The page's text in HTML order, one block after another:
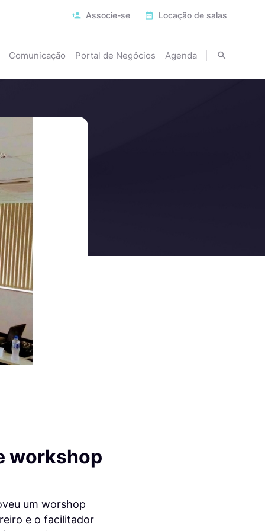
Associe-se Locação de salas
Comunicação Portal de Negócios Agenda
workshop
um worshop
e o facilitador